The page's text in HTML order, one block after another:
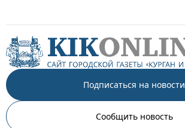
Подписаться на новости
Сообщить новость